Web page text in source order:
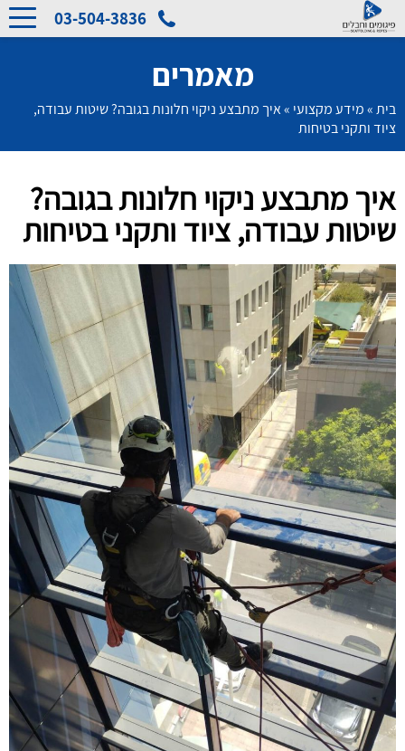
03-504-3836
מאמרים
בית»מידע מקצועי »איך מתבצע ניקוי חלונות בגובה? שיטות עבודה,
ציוד ותקני בטיחות
איך מתבצע ניקוי חלונות בגובה?
שיטות עבודה, ציוד ותקני בטיחות